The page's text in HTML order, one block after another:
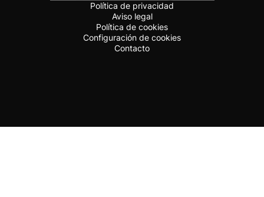
Política de privacidad
Aviso legal
Política de cookies
Configuración de cookies
Contacto